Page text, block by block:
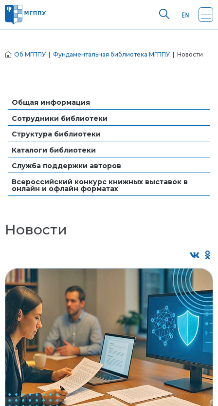
Об МГППУ Фундаментальная библиотека МГППУ | Новости
Общая информация
Сотрудники библиотеки
Структура библиотеки
Каталоги библиотеки
Служба поддержки авторов
Всероссийский конкурс книжных выставок в
онлайн и офлайн форматах
Новости